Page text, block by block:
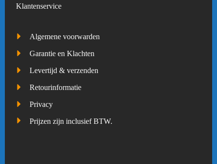
Klantenservice
Algemene voorwarden
Garantie en Klachten
Levertijd & verzenden
Retourinformatie
Privacy
Prijzen zijn inclusief BTW.